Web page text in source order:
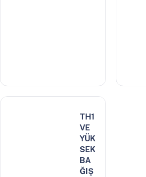
TH1
VE
YÜK
SEK
BA
ĞIŞ